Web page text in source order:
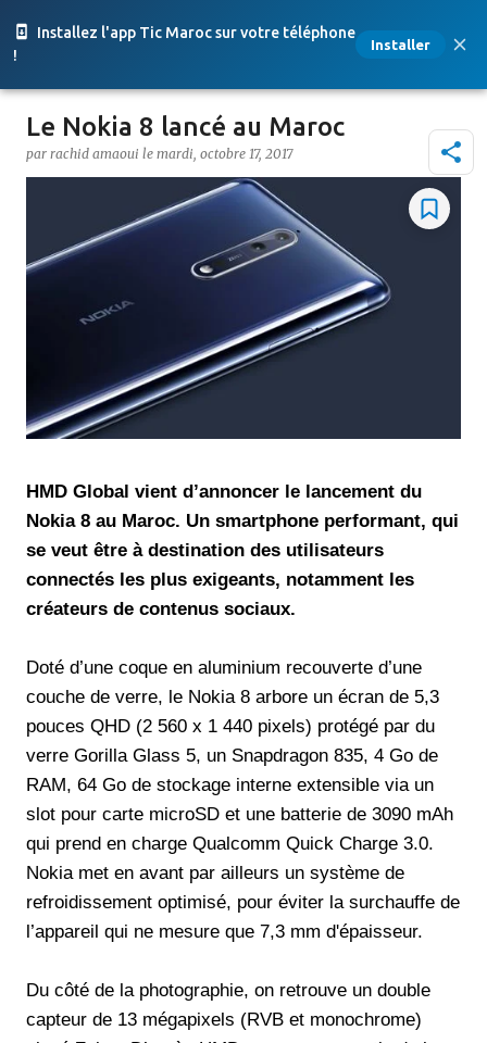
Installez l'app Tic Maroc sur votre téléphone
!
Installer
Accéder au contenu principal
Le Nokia 8 lancé au Maroc
par rachid amaoui le mardi, octobre 17, 2017
HMD Global vient d’annoncer le lancement du
Nokia 8 au Maroc. Un smartphone performant, qui
se veut être à destination des utilisateurs
connectés les plus exigeants, notamment les
créateurs de contenus sociaux.
Doté d’une coque en aluminium recouverte d’une
couche de verre, le Nokia 8 arbore un écran de 5,3
pouces QHD (2 560 x 1 440 pixels) protégé par du
verre Gorilla Glass 5, un Snapdragon 835, 4 Go de
RAM, 64 Go de stockage interne extensible via un
slot pour carte microSD et une batterie de 3090 mAh
qui prend en charge Qualcomm Quick Charge 3.0.
Nokia met en avant par ailleurs un système de
refroidissement optimisé, pour éviter la surchauffe de
l’appareil qui ne mesure que 7,3 mm d'épaisseur.
Du côté de la photographie, on retrouve un double
capteur de 13 mégapixels (RVB et monochrome)